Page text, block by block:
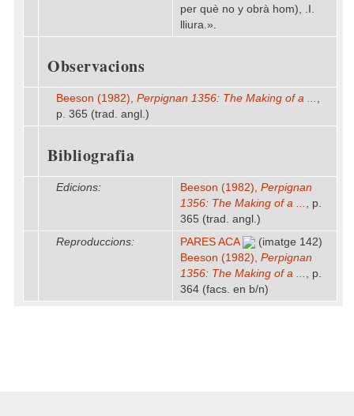
per què no y obrà hom), .I.
lliura.».
Observacions
Beeson (1982), Perpignan 1356: The Making of a ... ,
p. 365 (trad. angl.)
Bibliografia
Edicions: Beeson (1982), Perpignan
1356: The Making of a ... , p.
365 (trad. angl.)
Reproduccions:
PARES ACA
(imatge 142)
Beeson (1982), Perpignan
1356: The Making of a ... , p.
364 (facs. en b/n)